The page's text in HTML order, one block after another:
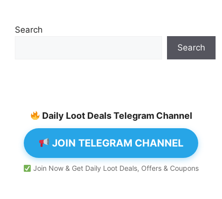
Search
Search
Daily Loot Deals Telegram Channel
JOIN TELEGRAM CHANNEL
Join Now & Get Daily Loot Deals, Offers & Coupons